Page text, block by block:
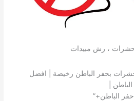
، رش مبيدات
بحفر الباطن رخيصة | افضل
|
الباطن+”